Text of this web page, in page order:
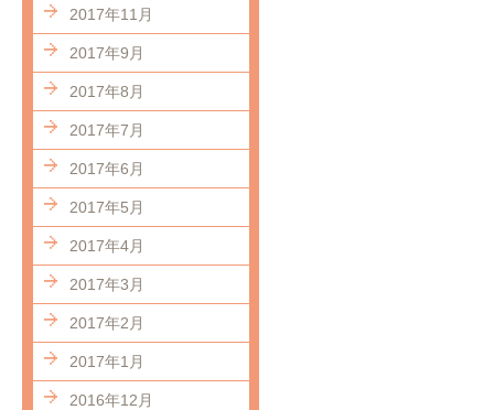
2017年11月
2017年9月
2017年8月
2017年7月
2017年6月
2017年5月
2017年4月
2017年3月
2017年2月
2017年1月
2016年12月